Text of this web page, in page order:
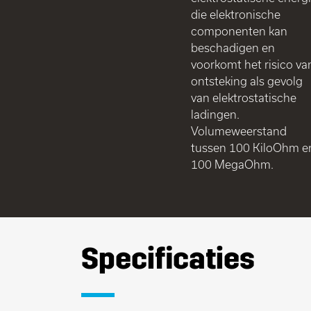
die elektronische
componenten kan
beschadigen en
voorkomt het risico
ontsteking als gevolg
van elektrostatische
ladingen.
Volumeweerstand
tussen 100 KiloOhm
100 MegaOhm.
Specificaties